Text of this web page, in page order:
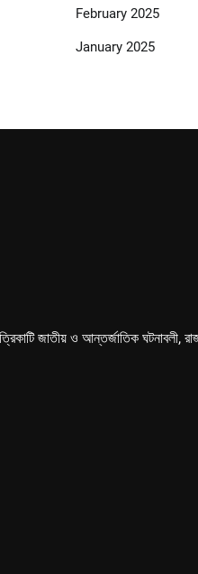
February 2025
January 2025
জাতীয় ও আন্তর্জাতিক ঘটনাবলী,